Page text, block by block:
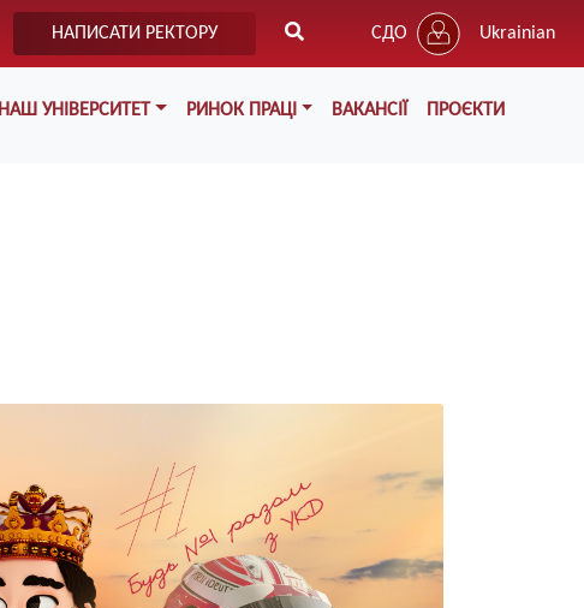
НАПИСАТИ РЕКТОРУ СДО Ukrainian
НАШ УНІВЕРСИТЕТ РИНОК ПРАЦІ ВАКАНСІЇ ПРОЄКТИ